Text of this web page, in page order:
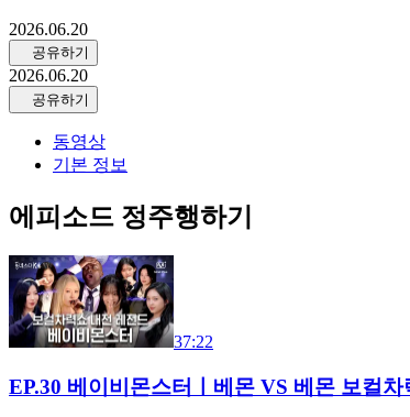
2026.06.20
공유하기
2026.06.20
공유하기
동영상
기본 정보
에피소드 정주행하기
37:22
EP.30 베이비몬스터ㅣ베몬 VS 베몬 보컬